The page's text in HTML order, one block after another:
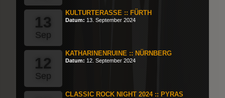
13
Sep
KULTURTERASSE :: FÜRTH
Datum: 13. September 2024
12
Sep
KATHARINENRUINE :: NÜRNBERG
Datum: 12. September 2024
CLASSIC ROCK NIGHT 2024 :: PYRAS